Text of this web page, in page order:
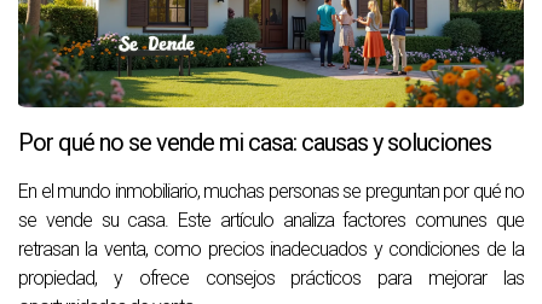
Por qué no se vende mi casa: causas y soluciones
En el mundo inmobiliario, muchas personas se preguntan por qué no
se vende su casa. Este artículo analiza factores comunes que
retrasan la venta, como precios inadecuados y condiciones de la
propiedad, y ofrece consejos prácticos para mejorar las